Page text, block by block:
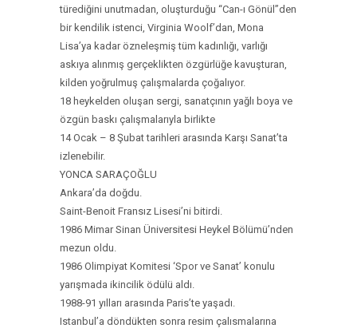
türediğini unutmadan, oluşturduğu “Can-ı Gönül”den
bir kendilik istenci, Virginia Woolf’dan, Mona
Lisa’ya kadar özneleşmiş tüm kadınlığı, varlığı
askıya alınmış gerçeklikten özgürlüğe kavuşturan,
kilden yoğrulmuş çalışmalarda çoğalıyor.
18 heykelden oluşan sergi, sanatçının yağlı boya ve
özgün baskı çalışmalarıyla birlikte
14 Ocak – 8 Şubat tarihleri arasında Karşı Sanat’ta
izlenebilir.
YONCA SARAÇOĞLU
Ankara’da doğdu.
Saint-Benoit Fransız Lisesi’ni bitirdi.
1986 Mimar Sinan Üniversitesi Heykel Bölümü’nden
mezun oldu.
1986 Olimpiyat Komitesi ‘Spor ve Sanat’ konulu
yarışmada ikincilik ödülü aldı.
1988-91 yılları arasında Paris’te yaşadı.
Istanbul’a döndükten sonra resim çalısmalarına